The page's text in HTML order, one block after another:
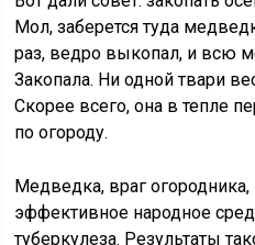
Мол, заберется туда
раз, ведро выкопал, и всю
Закопала. Ни одной твари
Скорее всего, она в тепле
по огороду.
Медведка, враг
эффективное народное
туберкулеза. Результаты